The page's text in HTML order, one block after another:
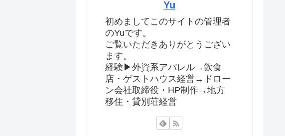
Yu
初めましてこのサイトの管理者
のYuです。
ご覧いただきありがとうござい
ます。
経験▶︎外資系アパレル→飲食
店・ゲストハウス経営→ドロー
ン会社取締役・HP制作→地方
移住・貸別荘経営